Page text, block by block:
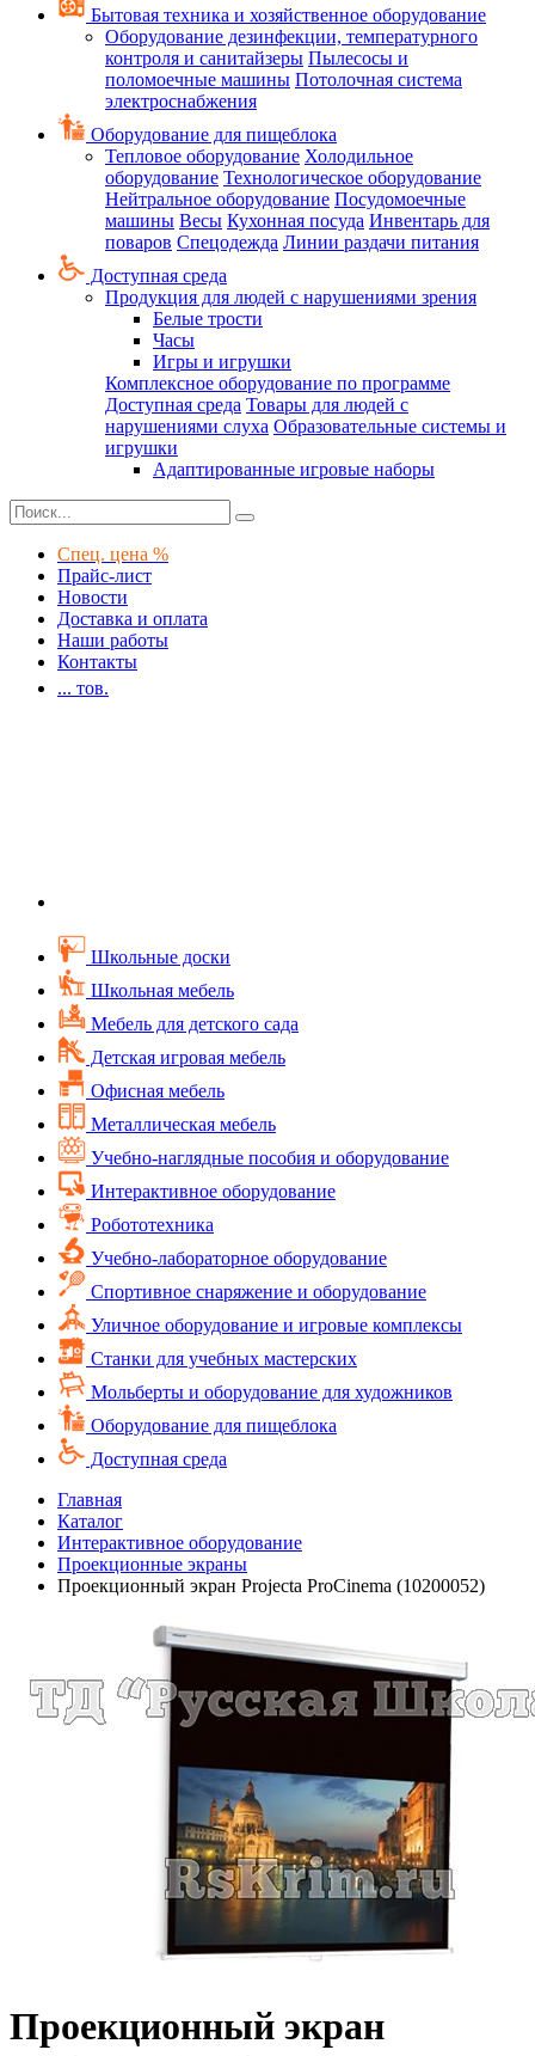
Бытовая техника и хозяйственное оборудование
Оборудование дезинфекции, температурного
контроля и санитайзеры Пылесосы и
поломоечные машины Потолочная система
электроснабжения
Оборудование для пищеблока
Тепловое оборудование Холодильное
оборудование Технологическое оборудование
Нейтральное оборудование Посудомоечные
машины Весы Кухонная посуда Инвентарь для
поваров Спецодежда Линии раздачи питания
Доступная среда
Продукция для людей с нарушениями зрения
Белые трости
Часы
Игры и игрушки
Комплексное оборудование по программе
Доступная среда Товары для людей с
нарушениями слуха Образовательные системы и
игрушки
Адаптированные игровые наборы
Спец. цена %
Прайс-лист
Новости
Доставка и оплата
Наши работы
Контакты
... тов.
Школьные доски
Школьная мебель
Мебель для детского сада
Детская игровая мебель
Офисная мебель
Металлическая мебель
Учебно-наглядные пособия и оборудование
Интерактивное оборудование
Робототехника
Учебно-лабораторное оборудование
Спортивное снаряжение и оборудование
Уличное оборудование и игровые комплексы
Cтанки для учебных мастерских
Мольберты и оборудование для художников
Оборудование для пищеблока
Доступная среда
Главная
Каталог
Интерактивное оборудование
Проекционные экраны
Проекционный экран Projecta ProCinema (10200052)
Проекционный экран